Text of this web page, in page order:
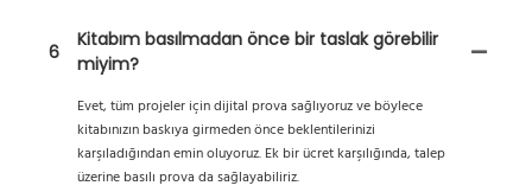
6
Kitabım basılmadan önce bir taslak görebilir
miyim?
Evet, tüm projeler için dijital prova sağlıyoruz ve böylece
kitabınızın baskıya girmeden önce beklentilerinizi
karşıladığından emin oluyoruz. Ek bir ücret karşılığında, talep
üzerine basılı prova da sağlayabiliriz.